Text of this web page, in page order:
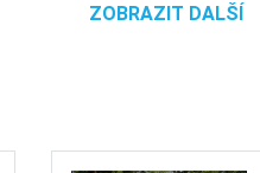
ZOBRAZIT DALŠÍ